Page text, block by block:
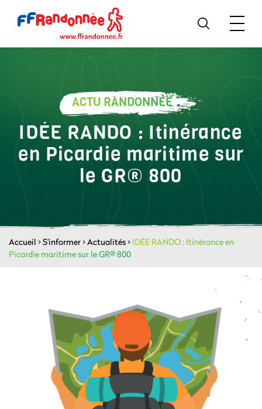
ACTU RANDONNÉE
IDÉE RANDO : Itinérance
en Picardie maritime sur
le GR® 800
Accueil >S'informer>Actualités> IDÉE RANDO : Itinérance en
Picardie maritime sur le GR® 800